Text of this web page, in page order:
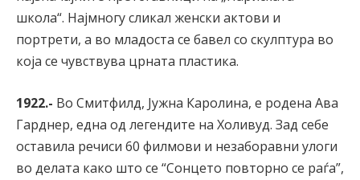
школа“. Најмногу сликал женски актови и
портрети, а во младоста се бавел со скулптура во
која се чувствува црната пластика.
1922.- Во Смитфилд, Јужна Каролина, е родена Ава
Гарднер, една од легендите на Холивуд. Зад себе
оставила речиси 60 филмови и незаборавни улоги
во делата како што се “Сонцето повторно се раѓа”,